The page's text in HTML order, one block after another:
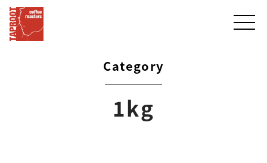
Category
1kg